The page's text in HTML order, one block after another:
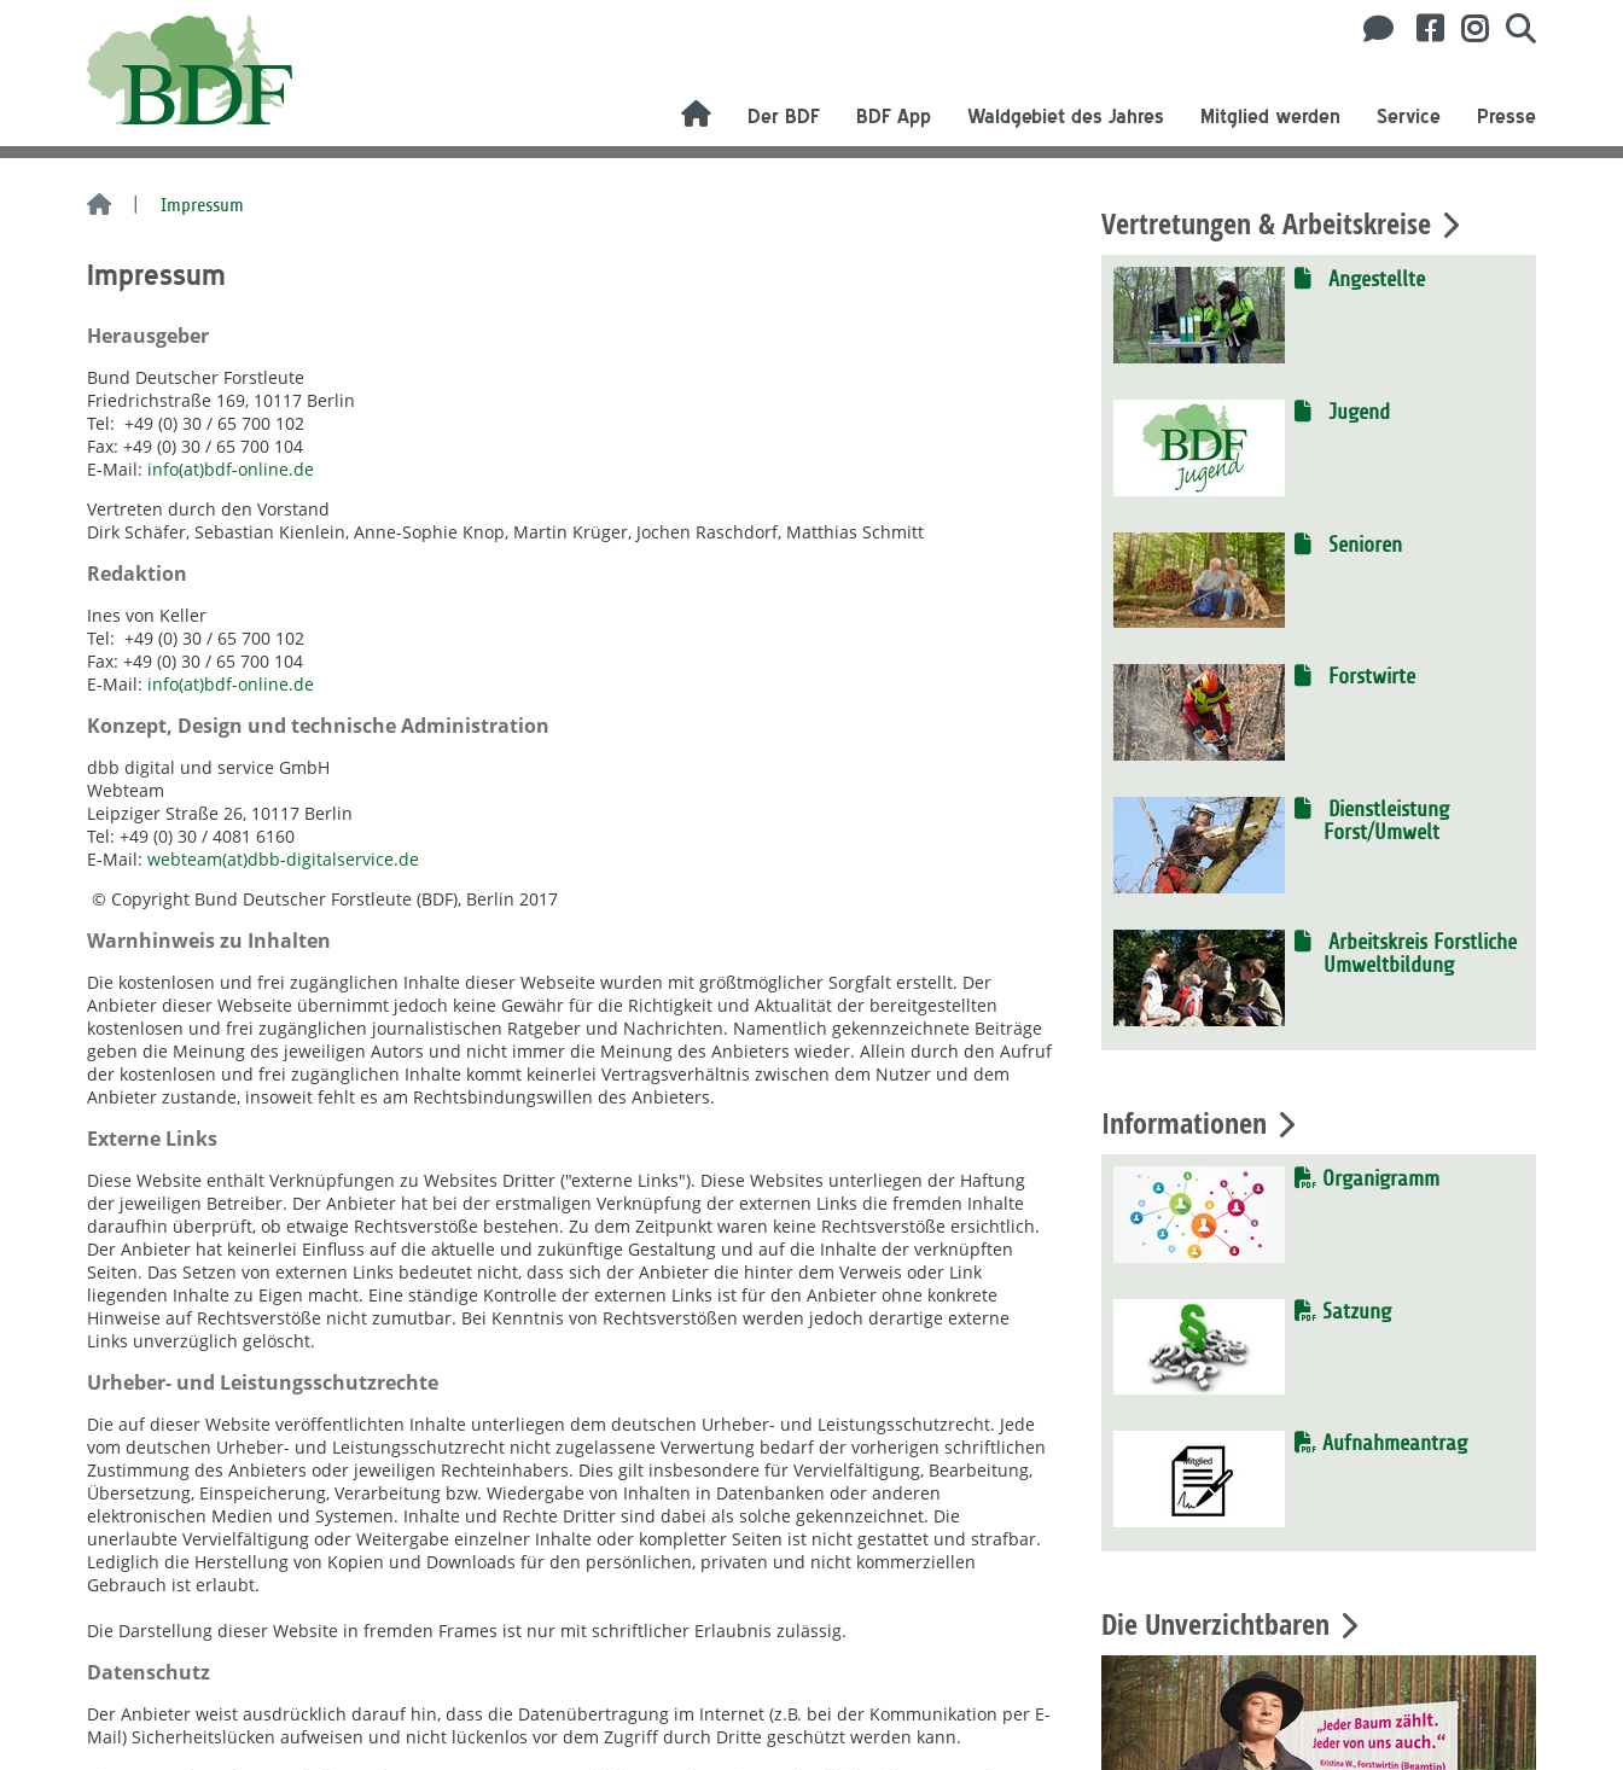
Der BDF BDF App Waldgebiet des Jahres Mitglied werden Service Presse
Impressum
Impressum
Herausgeber
Bund Deutscher Forstleute
Friedrichstraße 169, 10117 Berlin
Tel: +49 (0) 30 / 65 700 102
Fax: +49 (0) 30 / 65 700 104
E-Mail: info(at)bdf-online.de
Vertreten durch den Vorstand
Dirk Schäfer, Sebastian Kienlein, Anne-Sophie Knop, Martin Krüger, Jochen Raschdorf, Matthias Schmitt
Redaktion
Ines von Keller
Tel: +49 (0) 30 / 65 700 102
Fax: +49 (0) 30 / 65 700 104
E-Mail: info(at)bdf-online.de
Konzept, Design und technische Administration
dbb digital und service GmbH
Webteam
Leipziger Straße 26, 10117 Berlin
Tel: +49 (0) 30 / 4081 6160
E-Mail: webteam(at)dbb-digitalservice.de
© Copyright Bund Deutscher Forstleute (BDF), Berlin 2017
Warnhinweis zu Inhalten
Die kostenlosen und frei zugänglichen Inhalte dieser Webseite wurden mit größtmöglicher Sorgfalt erstellt. Der
Anbieter dieser Webseite übernimmt jedoch keine Gewähr für die Richtigkeit und Aktualität der bereitgestellten
kostenlosen und frei zugänglichen journalistischen Ratgeber und Nachrichten. Namentlich gekennzeichnete Beiträge
geben die Meinung des jeweiligen Autors und nicht immer die Meinung des Anbieters wieder. Allein durch den Aufruf
der kostenlosen und frei zugänglichen Inhalte kommt keinerlei Vertragsverhältnis zwischen dem Nutzer und dem
Anbieter zustande, insoweit fehlt es am Rechtsbindungswillen des Anbieters.
Externe Links
Diese Website enthält Verknüpfungen zu Websites Dritter ("externe Links"). Diese Websites unterliegen der Haftung
der jeweiligen Betreiber. Der Anbieter hat bei der erstmaligen Verknüpfung der externen Links die fremden Inhalte
daraufhin überprüft, ob etwaige Rechtsverstöße bestehen. Zu dem Zeitpunkt waren keine Rechtsverstöße ersichtlich.
Der Anbieter hat keinerlei Einfluss auf die aktuelle und zukünftige Gestaltung und auf die Inhalte der verknüpften
Seiten. Das Setzen von externen Links bedeutet nicht, dass sich der Anbieter die hinter dem Verweis oder Link
liegenden Inhalte zu Eigen macht. Eine ständige Kontrolle der externen Links ist für den Anbieter ohne konkrete
Hinweise auf Rechtsverstöße nicht zumutbar. Bei Kenntnis von Rechtsverstößen werden jedoch derartige externe
Links unverzüglich gelöscht.
Urheber- und Leistungsschutzrechte
Die auf dieser Website veröffentlichten Inhalte unterliegen dem deutschen Urheber- und Leistungsschutzrecht. Jede
vom deutschen Urheber- und Leistungsschutzrecht nicht zugelassene Verwertung bedarf der vorherigen schriftlichen
Zustimmung des Anbieters oder jeweiligen Rechteinhabers. Dies gilt insbesondere für Vervielfältigung, Bearbeitung,
Übersetzung, Einspeicherung, Verarbeitung bzw. Wiedergabe von Inhalten in Datenbanken oder anderen
elektronischen Medien und Systemen. Inhalte und Rechte Dritter sind dabei als solche gekennzeichnet. Die
unerlaubte Vervielfältigung oder Weitergabe einzelner Inhalte oder kompletter Seiten ist nicht gestattet und strafbar.
Lediglich die Herstellung von Kopien und Downloads für den persönlichen, privaten und nicht kommerziellen
Gebrauch ist erlaubt.
Die Darstellung dieser Website in fremden Frames ist nur mit schriftlicher Erlaubnis zulässig.
Datenschutz
Der Anbieter weist ausdrücklich darauf hin, dass die Datenübertragung im Internet (z.B. bei der Kommunikation per E-
Mail) Sicherheitslücken aufweisen und nicht lückenlos vor dem Zugriff durch Dritte geschützt werden kann.
Vertretungen & Arbeitskreise
Angestellte
Jugend
Senioren
Forstwirte
Dienstleistung
Forst/Umwelt
Arbeitskreis Forstliche
Umweltbildung
Informationen
Organigramm
Satzung
Aufnahmeantrag
Die Unverzichtbaren